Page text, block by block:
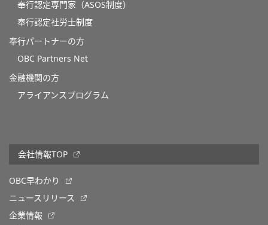
奉行認定専門家（ASOS制度）
奉行認定社労士制度
奉行パートナーの方
OBC Partners Net
金融機関の方
アライアンスプログラム
会社情報TOP
OBC早わかり
ニュースリリース
企業情報